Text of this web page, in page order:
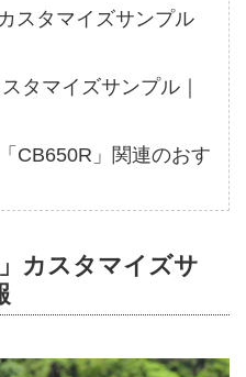
スタマイズサンプル
タマイズサンプル｜
CB650R」関連のおす
カスタマイズサ